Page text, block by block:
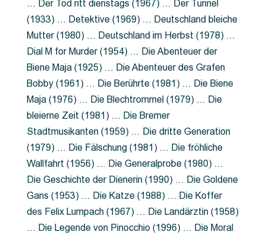
… Der Tod ritt dienstags (1967) … Der Tunnel
(1933) … Detektive (1969) … Deutschland bleiche
Mutter (1980) … Deutschland im Herbst (1978) …
Dial M for Murder (1954) … Die Abenteuer der
Biene Maja (1925) … Die Abenteuer des Grafen
Bobby (1961) … Die Berührte (1981) … Die Biene
Maja (1976) … Die Blechtrommel (1979) … Die
bleierne Zeit (1981) … Die Bremer
Stadtmusikanten (1959) … Die dritte Generation
(1979) … Die Fälschung (1981) … Die fröhliche
Wallfahrt (1956) … Die Generalprobe (1980) …
Die Geschichte der Dienerin (1990) … Die Goldene
Gans (1953) … Die Katze (1988) … Die Koffer
des Felix Lumpach (1967) … Die Landärztin (1958)
… Die Legende von Pinocchio (1996) … Die Moral